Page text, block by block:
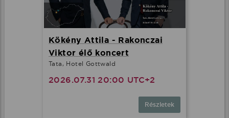
Kökény Attila - Rakonczai
Viktor élő koncert
Tata, Hotel Gottwald
2026.07.31 20:00 UTC+2
Részletek